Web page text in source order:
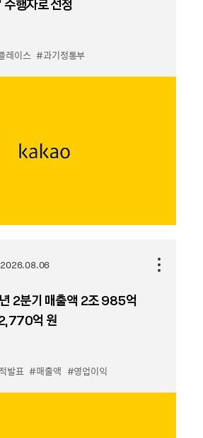
수행자로 선정
레이스 #과기정통부
2026.08.06
2분기 매출액 2조 985억
억 원
발표 #매출액 #영업이익